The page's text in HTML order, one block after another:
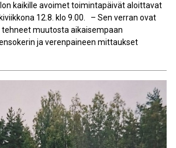
kaikille avoimet toimintapäivät aloittavat
12.8. klo 9.00. – Sen verran ovat
muutosta aikaisempaan
ja verenpaineen mittaukset